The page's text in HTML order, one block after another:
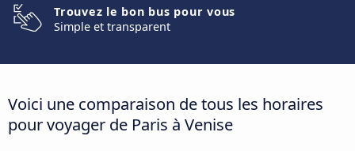
Trouvez le bon bus pour vous
Simple et transparent
Voici une comparaison de tous les horaires
pour voyager de Paris à Venise